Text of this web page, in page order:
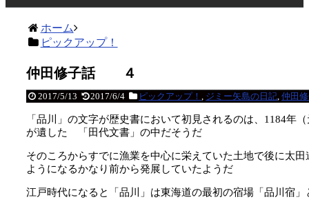
ホーム
ピックアップ！
仲田修子話 ４
2017/5/13 2017/6/4 ピックアップ！, ジミー矢島の日記,仲田
「品川」の文字が歴史書において初見されるのは、1184年
が遺した 「田代文書」の中だそうだ
そのころからすでに漁業を中心に栄えていた土地で後に太
ようになるかなり前から発展していたようだ
江戸時代になると「品川」は東海道の最初の宿場「品川宿